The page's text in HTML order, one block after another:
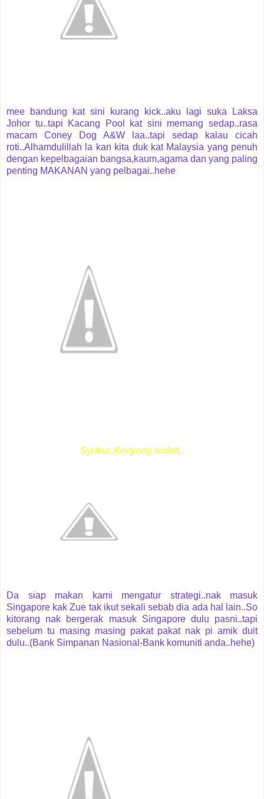
mee bandung kat sini kurang kick..aku lagi suka Laksa
Johor tu..tapi Kacang Pool kat sini memang sedap..rasa
macam Coney Dog A&W laa..tapi sedap kalau cicah
roti..Alhamdulillah la kan kita duk kat Malaysia yang penuh
dengan kepelbagaian bangsa,kaum,agama dan yang paling
penting MAKANAN yang pelbagai..hehe
Syukur..Kenyang sudah..
Da siap makan kami mengatur strategi..nak masuk
Singapore kak Zue tak ikut sekali sebab dia ada hal lain..So
kitorang nak bergerak masuk Singapore dulu pasni..tapi
sebelum tu masing masing pakat pakat nak pi amik duit
dulu..(Bank Simpanan Nasional-Bank komuniti anda..hehe)